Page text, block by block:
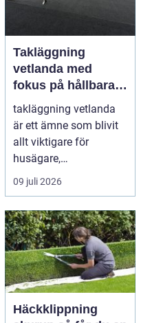
Takläggning
vetlanda med
fokus på hållbara
tak och trygga hus
takläggning vetlanda
är ett ämne som blivit
allt viktigare för
husägare,
bostadsrättsföreningar
09 juli 2026
Häckklippning